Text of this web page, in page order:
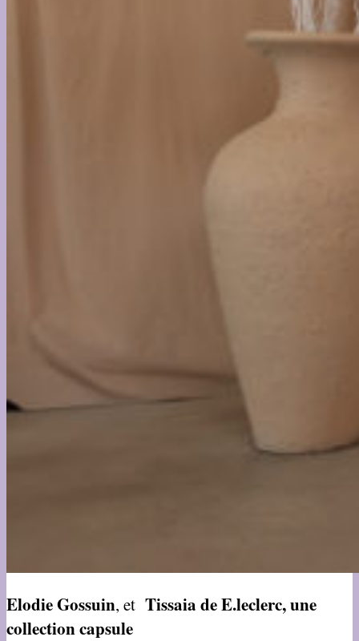
Elodie Gossuin, et Tissaia de E.leclerc, une
collection capsule